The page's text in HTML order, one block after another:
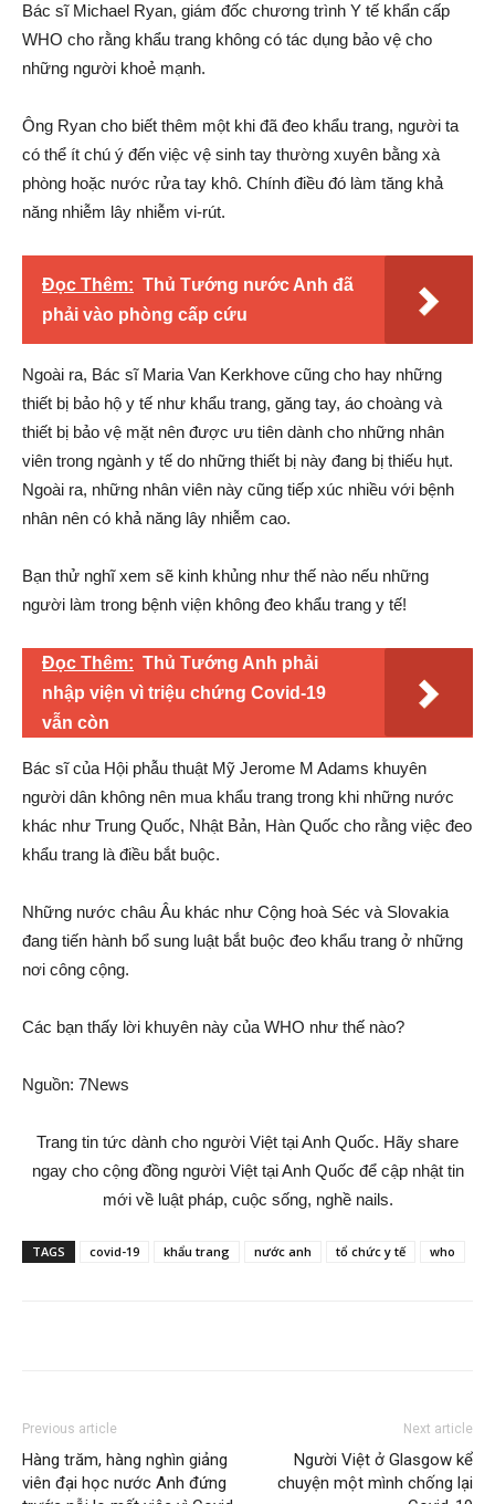
Bác sĩ Michael Ryan, giám đốc chương trình Y tế khẩn cấp
WHO cho rằng khẩu trang không có tác dụng bảo vệ cho
những người khoẻ mạnh.
Ông Ryan cho biết thêm một khi đã đeo khẩu trang, người ta
có thể ít chú ý đến việc vệ sinh tay thường xuyên bằng xà
phòng hoặc nước rửa tay khô. Chính điều đó làm tăng khả
năng nhiễm lây nhiễm vi-rút.
Đọc Thêm: Thủ Tướng nước Anh đã
phải vào phòng cấp cứu
Ngoài ra, Bác sĩ Maria Van Kerkhove cũng cho hay những
thiết bị bảo hộ y tế như khẩu trang, găng tay, áo choàng và
thiết bị bảo vệ mặt nên được ưu tiên dành cho những nhân
viên trong ngành y tế do những thiết bị này đang bị thiếu hụt.
Ngoài ra, những nhân viên này cũng tiếp xúc nhiều với bệnh
nhân nên có khả năng lây nhiễm cao.
Bạn thử nghĩ xem sẽ kinh khủng như thế nào nếu những
người làm trong bệnh viện không đeo khẩu trang y tế!
Đọc Thêm: Thủ Tướng Anh phải
nhập viện vì triệu chứng Covid-19
vẫn còn
Bác sĩ của Hội phẫu thuật Mỹ Jerome M Adams khuyên
người dân không nên mua khẩu trang trong khi những nước
khác như Trung Quốc, Nhật Bản, Hàn Quốc cho rằng việc đeo
khẩu trang là điều bắt buộc.
Những nước châu Âu khác như Cộng hoà Séc và Slovakia
đang tiến hành bổ sung luật bắt buộc đeo khẩu trang ở những
nơi công cộng.
Các bạn thấy lời khuyên này của WHO như thế nào?
Nguồn: 7News
Trang tin tức dành cho người Việt tại Anh Quốc. Hãy share
ngay cho cộng đồng người Việt tại Anh Quốc để cập nhật tin
mới về luật pháp, cuộc sống, nghề nails.
TAGS covid-19 khẩu trang nước anh tổ chức y tế who
Previous article
Hàng trăm, hàng nghìn giảng
viên đại học nước Anh đứng
Next article
Người Việt ở Glasgow kể
chuyện một mình chống lại